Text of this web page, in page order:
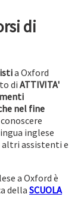
di
a Oxford
di ATTIVITA'
nel fine
inglese
assistenti e
a Oxford è
della SCUOLA